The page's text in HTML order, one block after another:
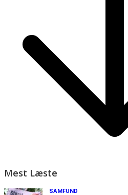
Mest Læste
SAMFUND